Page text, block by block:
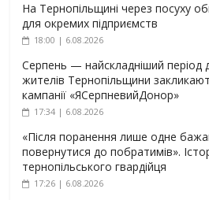
На Тернопільщині через посуху
для окремих підприємств
18:00 | 6.08.2026
Серпень — найскладніший період
жителів Тернопільщини
кампанії «ЯСерпневийДонор»
17:34 | 6.08.2026
«Після поранення лише одне
повернутися до побратимів».
тернопільського гвардійця
17:26 | 6.08.2026